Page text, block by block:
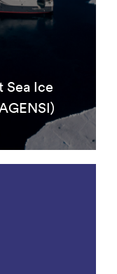
Sea Ice